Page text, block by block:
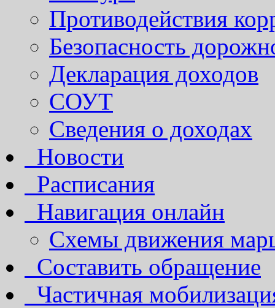
Противодействия
Безопасность
Декларация доходов
СОУТ
Сведения о доходах
Новости
Расписания
Навигация онлайн
Схемы движения
Составить обращение
Частичная